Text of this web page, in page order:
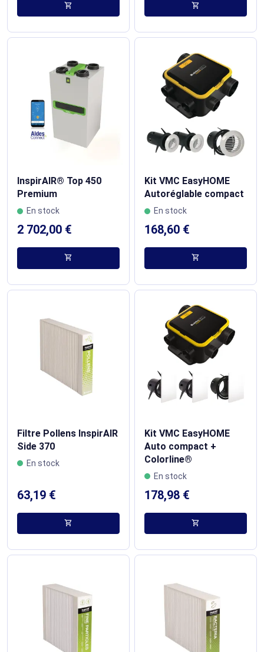
shopping_cart shopping_cart
InspirAIR® Top 450
Premium
En stock
2 702,00 €
shopping_cart
Kit VMC EasyHOME
Autoréglable compact
En stock
168,60 €
shopping_cart
Filtre Pollens InspirAIR
Side 370
En stock
63,19 €
shopping_cart
Kit VMC EasyHOME
Auto compact +
Colorline®
En stock
178,98 €
shopping_cart